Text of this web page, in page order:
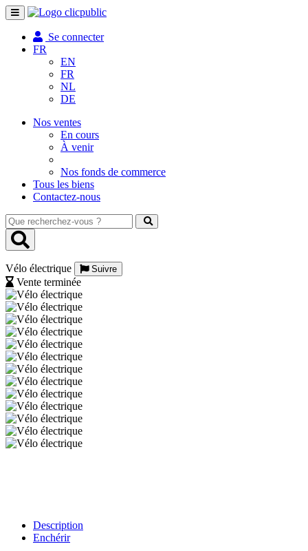
Toggle
navigation
Se connecter
FR
EN
FR
NL
DE
Nos ventes
En cours
À venir
Nos fonds de commerce
Tous les biens
Contactez-nous
Que
recherchez-
vous
Vélo électrique
Suivre
Vente terminée
Description
Enchérir